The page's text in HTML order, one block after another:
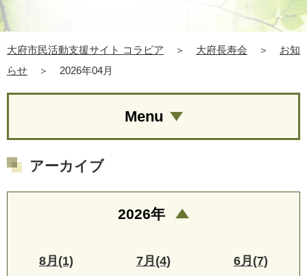
大府市民活動支援サイト コラビア ＞ 大府長寿会 ＞
お知
らせ
＞ 2026年04月
Menu
アーカイブ
2026年
8月(1) 7月(4) 6月(7)